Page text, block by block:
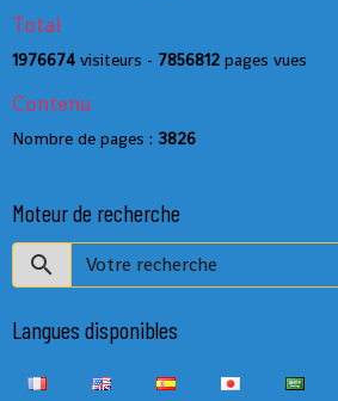
Total
1976674 visiteurs - 7856812 pages vues
Contenu
Nombre de pages : 3826
Moteur de recherche
Langues disponibles